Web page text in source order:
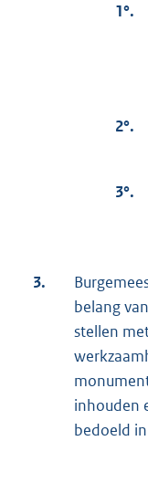
1°.
2°.
3°.
3.
belang
stellen
inhouden
bedoeld